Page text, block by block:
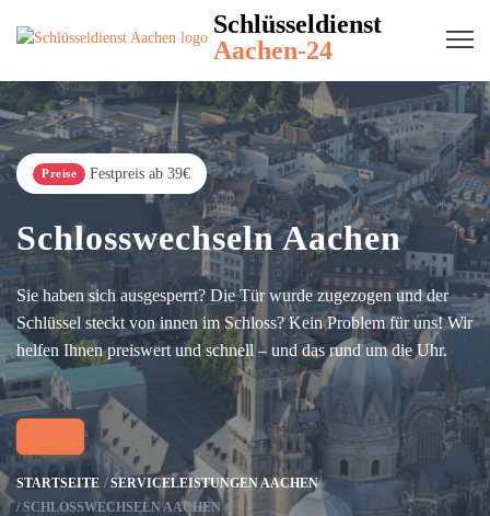
Schlüsseldienst
Aachen-24
Preise Festpreis ab 39€
Schlosswechseln Aachen
Sie haben sich ausgesperrt? Die Tür wurde zugezogen und der
Schlüssel steckt von innen im Schloss? Kein Problem für uns! Wir
helfen Ihnen preiswert und schnell – und das rund um die Uhr.
STARTSEITE
SERVICELEISTUNGEN AACHEN
SCHLOSSWECHSELN AACHEN